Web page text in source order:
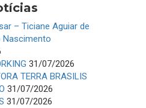
– Ticiane Aguiar de
Nascimento
31/07/2026
TERRA BRASILIS
31/07/2026
31/07/2026